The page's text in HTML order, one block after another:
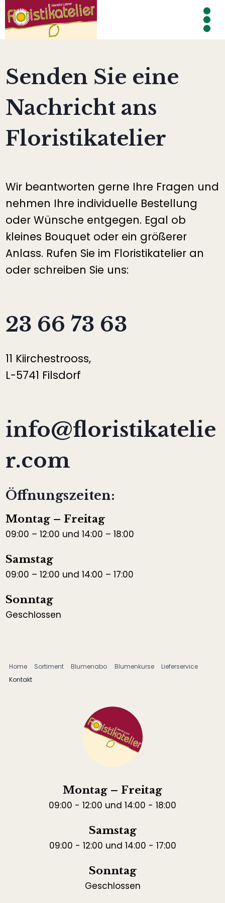
Zum
Inhalt
Senden Sie eine
Nachricht ans
Floristikatelier
Wir beantworten gerne Ihre Fragen und
nehmen Ihre individuelle Bestellung
oder Wünsche entgegen. Egal ob
kleines Bouquet oder ein größerer
Anlass. Rufen Sie im Floristikatelier an
oder schreiben Sie uns:
23 66 73 63
11 Kiirchestrooss,
L-5741 Filsdorf
info@floristikatelie
r.com
Öffnungszeiten:
Montag – Freitag
09:00 – 12:00 und 14:00 – 18:00
Samstag
09:00 – 12:00 und 14:00 – 17:00
Sonntag
Geschlossen
Home Sortiment Blumenabo Blumenkurse
Lieferservice
Kontakt
Montag – Freitag
09:00 - 12:00 und 14:00 - 18:00
Samstag
09:00 - 12:00 und 14:00 - 17:00
Sonntag
Geschlossen